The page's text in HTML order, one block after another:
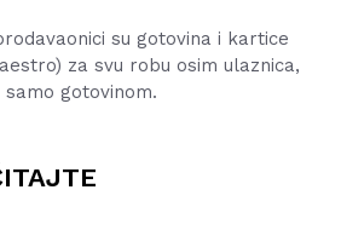
su gotovina i kartice
za svu robu osim ulaznica,
gotovinom.